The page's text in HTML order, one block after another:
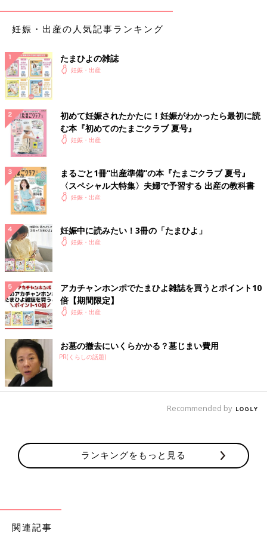
ママ・パパ共に1位は「配偶者・パートナー」となりました。マ
マからは「1番協力し合える人だから」「共に育児をしていると
いう感覚がいつもあるから」、またパパからは「一緒に子育てす
るパートナーだから」「お互いに夫婦として支え合っている」な
どの声が見られました。
■チーム出産育児賞 コト部門
クインしました。
SNSではママは「
妊娠・出産の人気記事ランキング
たまひよの雑誌
妊娠・出産
初めて妊娠されたかたに！妊娠がわかったら最初に読
む本『初めてのたまごクラブ 夏号』
妊娠・出産
まるごと1冊“出産準備”の本『たまごクラブ 夏号』
〈スペシャル大特集〉夫婦で予習する 出産の教科書
妊娠・出産
妊娠中に読みたい！3冊の「たまひよ」
妊娠・出産
アカチャンホンポでたまひよ雑誌を買うとポイント10
倍【期間限定】
妊娠・出産
お墓の撤去にいくらかかる？墓じまい費用
PR(くらしの話題)
Recommended by
ランキングをもっと見る
関連記事